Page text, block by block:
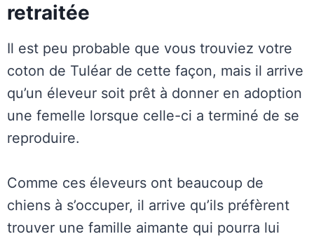
retraitée
Il est peu probable que vous trouviez votre
coton de Tuléar de cette façon, mais il arrive
qu’un éleveur soit prêt à donner en adoption
une femelle lorsque celle-ci a terminé de se
reproduire.
Comme ces éleveurs ont beaucoup de
chiens à s’occuper, il arrive qu’ils préfèrent
trouver une famille aimante qui pourra lui